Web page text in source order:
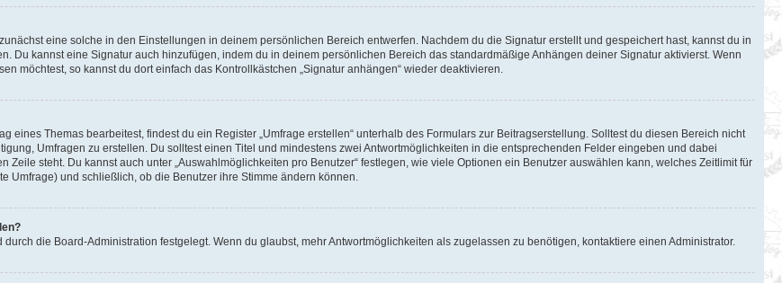
eine solche in den Einstellungen in deinem persönlichen Bereich entwerfen. Nachdem du die Signatur erstellt und gespeichert hast, kannst du in
Du kannst eine Signatur auch hinzufügen, indem du in deinem persönlichen Bereich das standardmäßige Anhängen deiner Signatur aktivierst. Wenn
möchtest, so kannst du dort einfach das Kontrollkästchen „Signatur anhängen“ wieder deaktivieren.
eines Themas bearbeitest, findest du ein Register „Umfrage erstellen“ unterhalb des Formulars zur Beitragserstellung. Solltest du diesen Bereich nicht
Umfragen zu erstellen. Du solltest einen Titel und mindestens zwei Antwortmöglichkeiten in die entsprechenden Felder eingeben und dabei
Zeile steht. Du kannst auch unter „Auswahlmöglichkeiten pro Benutzer“ festlegen, wie viele Optionen ein Benutzer auswählen kann, welches Zeitlimit für
Umfrage) und schließlich, ob die Benutzer ihre Stimme ändern können.
die Board-Administration festgelegt. Wenn du glaubst, mehr Antwortmöglichkeiten als zugelassen zu benötigen, kontaktiere einen Administrator.